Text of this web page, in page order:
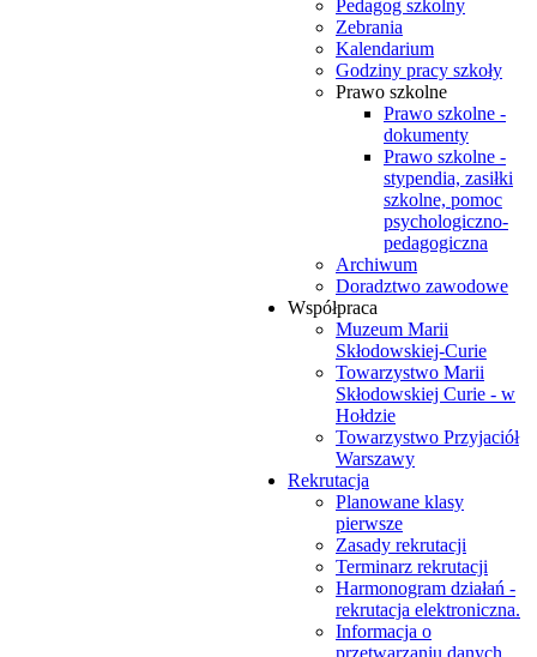
Pedagog szkolny
Zebrania
Kalendarium
Godziny pracy szkoły
Prawo szkolne
Prawo szkolne -
dokumenty
Prawo szkolne -
stypendia, zasiłki
szkolne, pomoc
psychologiczno-
pedagogiczna
Archiwum
Doradztwo zawodowe
Współpraca
Muzeum Marii
Skłodowskiej-Curie
Towarzystwo Marii
Skłodowskiej Curie - w
Hołdzie
Towarzystwo Przyjaciół
Warszawy
Rekrutacja
Planowane klasy
pierwsze
Zasady rekrutacji
Terminarz rekrutacji
Harmonogram działań -
rekrutacja elektroniczna.
Informacja o
przetwarzaniu danych